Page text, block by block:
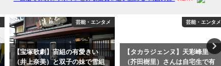
芸能・エンタメ
【宝塚歌劇】宙組の有愛きい
（井上奈美）と双子の妹で雪組
芸能・エンタメ
【タカラジェンヌ】天彩峰里
（芥田樹里）さんは自宅生で有